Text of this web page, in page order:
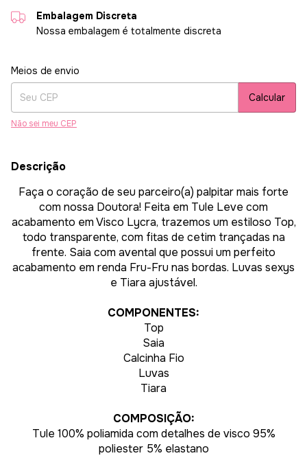
Embalagem Discreta
Nossa embalagem é totalmente discreta
Entregas para o CEP:
Meios de envio
Calcular
Não sei meu CEP
Descrição
Faça o coração de seu parceiro(a) palpitar mais forte
com nossa Doutora! Feita em Tule Leve com
acabamento em Visco Lycra, trazemos um estiloso Top,
todo transparente, com fitas de cetim trançadas na
frente. Saia com avental que possui um perfeito
acabamento em renda Fru-Fru nas bordas. Luvas sexys
e Tiara ajustável.
COMPONENTES:
Top
Saia
Calcinha Fio
Luvas
Tiara
COMPOSIÇÃO:
Tule 100% poliamida com detalhes de visco 95%
poliester 5% elastano